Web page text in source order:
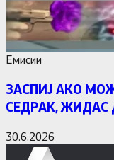
Емисии
ЗАСПИЈ АКО
СЕДРАК, ЖИДАС
30.6.2026